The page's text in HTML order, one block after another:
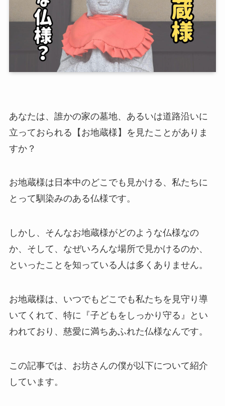
あなたは、誰かの家の墓地、あるいは道路沿いに
立っておられる【お地蔵様】を見たことがありま
すか？
お地蔵様は日本中のどこでも見かける、私たちに
とって馴染みのある仏様です。
しかし、そんなお地蔵様がどのような仏様なの
か、そして、なぜいろんな場所で見かけるのか、
といったことを知っている人は多くありません。
お地蔵様は、いつでもどこでも私たちを見守り導
いてくれて、特に『子どもをしっかり守る』とい
われており、慈愛に満ちあふれた仏様なんです。
この記事では、お坊さんの僕が以下について紹介
しています。